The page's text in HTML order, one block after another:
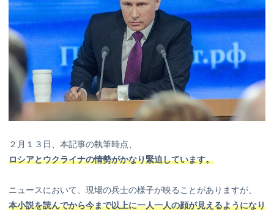
２月１３日、本記事の執筆時点、
ロシアとウクライナの情勢がかなり緊迫しています。
ニュースにおいて、現場の兵士の様子が映ることがありますが、
本小説を読んでから今まで以上に一人一人の顔が見えるようになり